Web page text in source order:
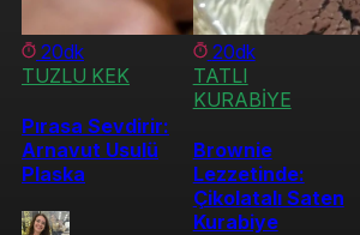
20dk
TUZLU KEK
Pırasa Sevdirir:
Arnavut Usulü
Plaska
20dk
TATLI
KURABİYE
Brownie
Lezzetinde:
Çikolatalı Saten
Kurabiye